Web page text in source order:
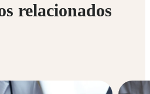
relacionados